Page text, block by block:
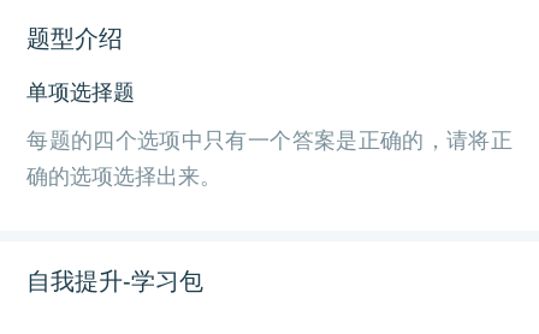
题型介绍
单项选择题
每题的四个选项中只有一个答案是正确的，请将正
确的选项选择出来。
自我提升-学习包